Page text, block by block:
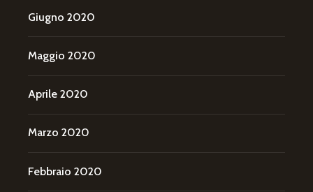
Giugno 2020
Maggio 2020
Aprile 2020
Marzo 2020
Febbraio 2020